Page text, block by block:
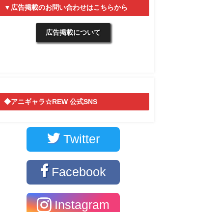
▼広告掲載のお問い合わせはこちらから
広告掲載について
◆アニギャラ☆REW 公式SNS
Twitter
Facebook
Instagram